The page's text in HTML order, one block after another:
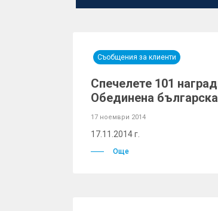
Съобщения за клиенти
Спечелете 101
Обединена
17 ноември 2014
17.11.2014 г.
Още